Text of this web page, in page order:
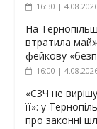
16:30 |
На
втратила
фейкову
16:00 |
«СЗЧ не
її»: у
про законні